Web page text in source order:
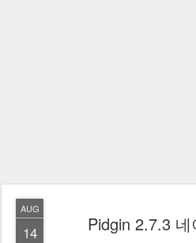
AUG
14 Pidgin 2.7.3